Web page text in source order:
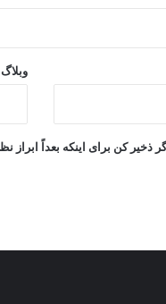
وبلاگ
ذخیر کن برای اینکه بعداً ابراز